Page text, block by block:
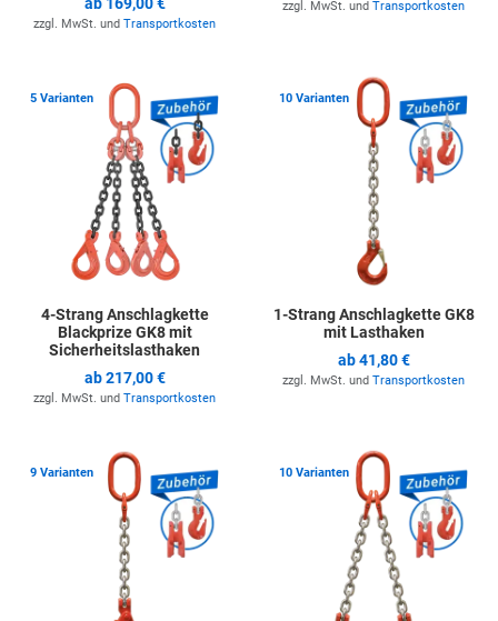
zzgl. MwSt. und Transportkosten
zzgl. MwSt. und Transportkosten
5 Varianten Zur Merkliste hinzufügen
4-Strang Anschlagkette
Blackprize GK8 mit
Sicherheitslasthaken
ab217,00 €
zzgl. MwSt. und Transportkosten
10 Varianten
1-Strang Anschlagkette GK8
mit Lasthaken
ab41,80 €
zzgl. MwSt. und Transportkosten
9 Varianten Zur Merkliste hinzufügen
10 Varianten